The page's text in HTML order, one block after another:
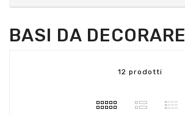
BASI DA DECORARE
12 prodotti